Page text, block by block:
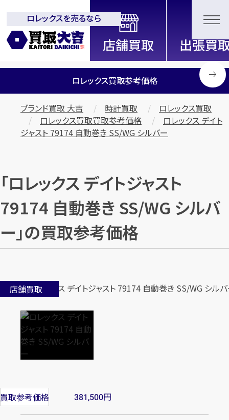
全国2200店舗以上展開中！
信頼と実績の買取専門店「買取大
吉」
ロレックスを売るなら
ロレックス買取参考価格
ブランド買取 大吉 時計買取
ロレックス買取
ロレックス買取買取参考価格
ロレックス デイト
ジャスト 79174 自動巻き SS/WG シルバー
「ロレックス デイトジャスト
79174 自動巻き SS/WG シルバ
ー」の買取参考価格
店舗買取
買取参考価格 381,500円